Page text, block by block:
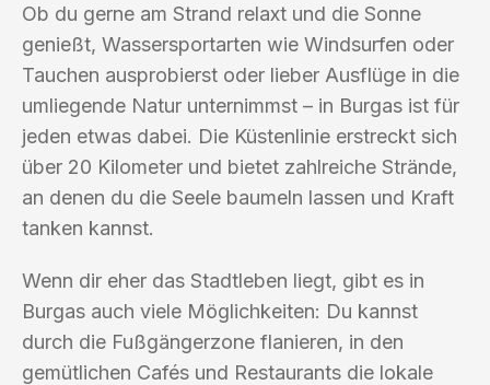
Ob du gerne am Strand relaxt und die Sonne
genießt, Wassersportarten wie Windsurfen oder
Tauchen ausprobierst oder lieber Ausflüge in die
umliegende Natur unternimmst – in Burgas ist für
jeden etwas dabei. Die Küstenlinie erstreckt sich
über 20 Kilometer und bietet zahlreiche Strände,
an denen du die Seele baumeln lassen und Kraft
tanken kannst.
Wenn dir eher das Stadtleben liegt, gibt es in
Burgas auch viele Möglichkeiten: Du kannst
durch die Fußgängerzone flanieren, in den
gemütlichen Cafés und Restaurants die lokale